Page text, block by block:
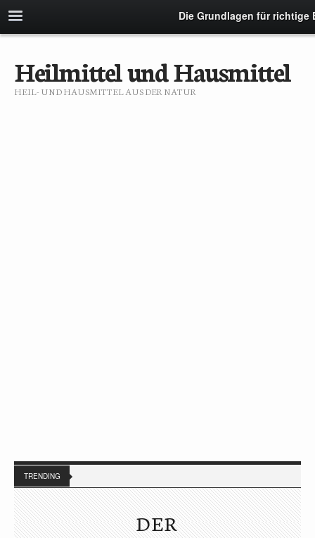
Die Grundlagen für richtige
Heilmittel und Hausmittel
HEIL- UND HAUSMITTEL AUS DER NATUR
TRENDING
DER